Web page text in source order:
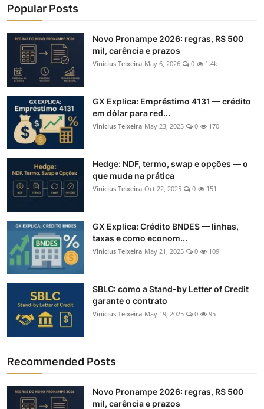
Popular Posts
Novo Pronampe 2026: regras, R$ 500
mil, carência e prazos
Vinicius Teixeira May 6, 2026 0 1.4k
GX Explica: Empréstimo 4131 — crédito
em dólar para red...
Vinicius Teixeira May 23, 2025 0 170
Hedge: NDF, termo, swap e opções — o
que muda na prática
Vinicius Teixeira Oct 22, 2025 0 151
GX Explica: Crédito BNDES — linhas,
taxas e como econom...
Vinicius Teixeira May 21, 2025 0 109
SBLC: como a Stand-by Letter of Credit
garante o contrato
Vinicius Teixeira May 19, 2025 0 95
Recommended Posts
Novo Pronampe 2026: regras, R$ 500
mil, carência e prazos